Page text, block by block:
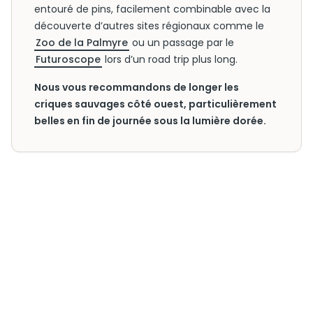
entouré de pins, facilement combinable avec la
découverte d’autres sites régionaux comme le
Zoo de la Palmyre ou un passage par le
Futuroscope lors d’un road trip plus long.
Nous vous recommandons de longer les
criques sauvages côté ouest, particulièrement
belles en fin de journée sous la lumière dorée.